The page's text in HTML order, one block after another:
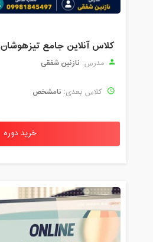
کلاس آنلاین جامع تیزهوشان
مدرس: نازنین شفقی
کلاس بعدی: نامشخص
خرید دوره